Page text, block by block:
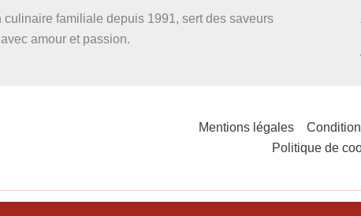
culinaire familiale depuis 1991, sert des saveurs
amour et passion.
Mentions légales
Politique de